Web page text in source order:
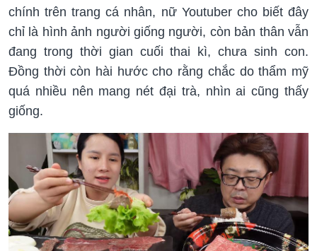
chính trên trang cá nhân, nữ Youtuber cho biết đây
chỉ là hình ảnh người giống người, còn bản thân vẫn
đang trong thời gian cuối thai kì, chưa sinh con.
Đồng thời còn hài hước cho rằng chắc do thẩm mỹ
quá nhiều nên mang nét đại trà, nhìn ai cũng thấy
giống.